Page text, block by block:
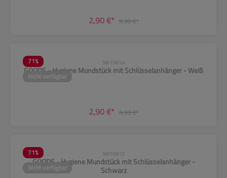
2,90 €* 9,90 €*
71%
Nicht verfügbar
SW10814
GOODS - Hygiene Mundstück mit Schlüsselanhänger - Weiß
2,90 €* 9,90 €*
71%
Nicht verfügbar
SW10815
GOODS - Hygiene Mundstück mit Schlüsselanhänger -
Schwarz